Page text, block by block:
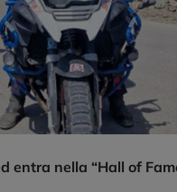
entra nella “Hall of